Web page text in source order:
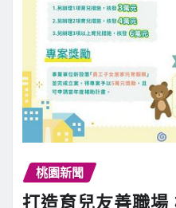
桃園新聞
打造育兒友善職